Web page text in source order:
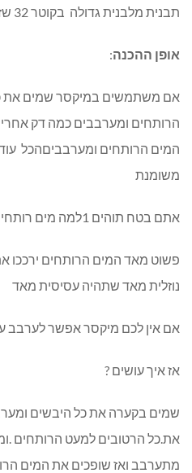
תבנית מלבנית גדולה בקוטר 32 שזה בס"מ 33 ×37
אופן ההכנה:
אם משתמשים במיקסר שמים את
המים הרותחים ומערבביםהכל
משומנת
אתם בטח תוהים 1למה מים רותחים ?
פשוט מאד המים הרותחים ירככו
נוזלית מאד שתהיה עסיסית מאד
אם אין לכם מיקסר אפשר לערבב
אז איך עושים ?
שמים בקערה את כל היבשים
את.כל הרטובים למעט הרותחים
מתערבב ואז שופכים את המים